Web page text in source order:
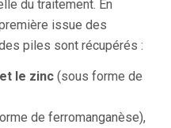
du traitement. En
issue des
piles sont récupérés :
le zinc (sous forme de
de ferromanganèse),